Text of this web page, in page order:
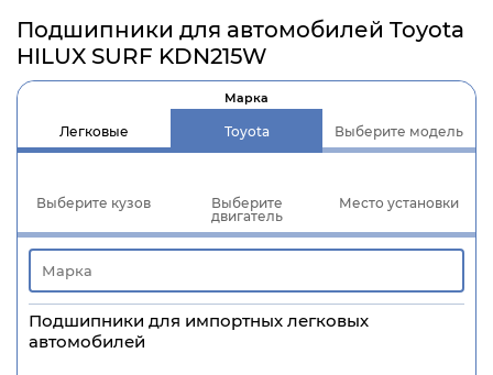
Подшипники для автомобилей Toyota
HILUX SURF KDN215W
Легковые
Марка
Toyota Выберите модель
Выберите кузов
Выберите
двигатель
Место установки
Подшипники для импортных легковых
автомобилей